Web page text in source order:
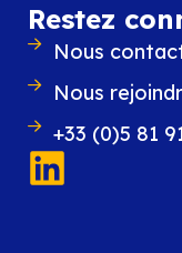
Restez
Nous
Nous
+33 (0)5 81